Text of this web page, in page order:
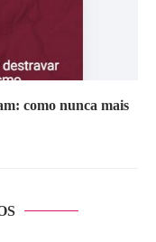
como nunca mais